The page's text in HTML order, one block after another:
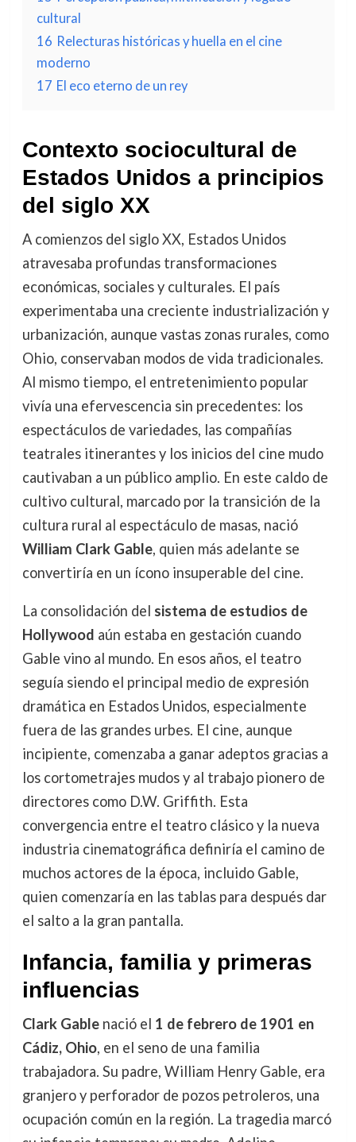
cultural
16 Relecturas históricas y huella en el cine
moderno
17 El eco eterno de un rey
Contexto sociocultural de
Estados Unidos a principios
del siglo XX
A comienzos del siglo XX, Estados Unidos
atravesaba profundas transformaciones
económicas, sociales y culturales. El país
experimentaba una creciente industrialización y
urbanización, aunque vastas zonas rurales, como
Ohio, conservaban modos de vida tradicionales.
Al mismo tiempo, el entretenimiento popular
vivía una efervescencia sin precedentes: los
espectáculos de variedades, las compañías
teatrales itinerantes y los inicios del cine mudo
cautivaban a un público amplio. En este caldo de
cultivo cultural, marcado por la transición de la
cultura rural al espectáculo de masas, nació
William Clark Gable, quien más adelante se
convertiría en un ícono insuperable del cine.
La consolidación del sistema de estudios de
Hollywood aún estaba en gestación cuando
Gable vino al mundo. En esos años, el teatro
seguía siendo el principal medio de expresión
dramática en Estados Unidos, especialmente
fuera de las grandes urbes. El cine, aunque
incipiente, comenzaba a ganar adeptos gracias a
los cortometrajes mudos y al trabajo pionero de
directores como D.W. Griffith. Esta
convergencia entre el teatro clásico y la nueva
industria cinematográfica definiría el camino de
muchos actores de la época, incluido Gable,
quien comenzaría en las tablas para después dar
el salto a la gran pantalla.
Infancia, familia y primeras
influencias
Clark Gablenació el 1 de febrero de 1901 en
Cádiz, Ohio, en el seno de una familia
trabajadora. Su padre, William Henry Gable, era
granjero y perforador de pozos petroleros, una
ocupación común en la región. La tragedia marcó